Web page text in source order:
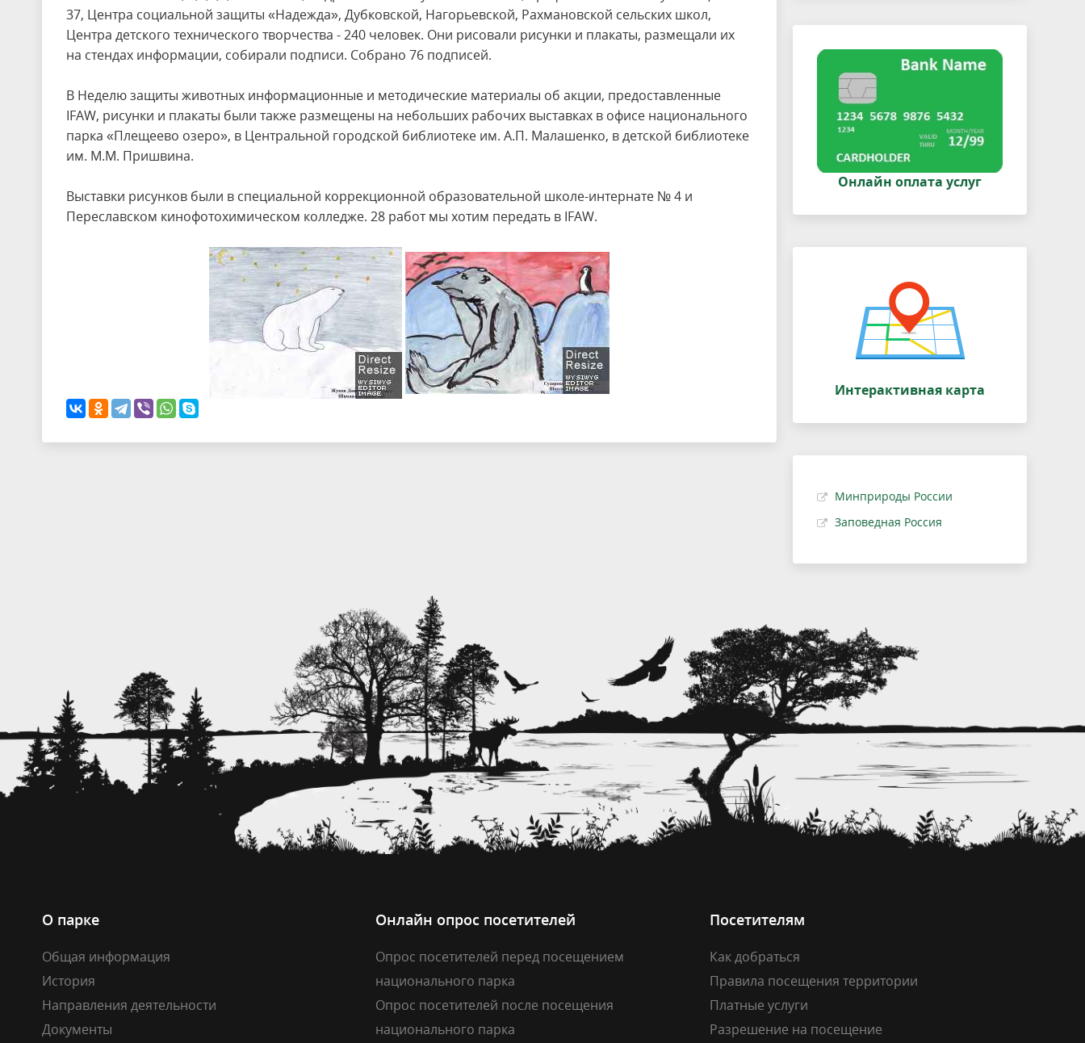
37, Центра социальной защиты «Надежда», Дубковской, Нагорьевской, Рахмановской сельских школ,
Центра детского технического творчества - 240 человек. Они рисовали рисунки и плакаты, размещали их
на стендах информации, собирали подписи. Собрано 76 подписей.
В Неделю защиты животных информационные и методические материалы об акции, предоставленные
IFAW, рисунки и плакаты были также размещены на небольших рабочих выставках в офисе национального
парка «Плещеево озеро», в Центральной городской библиотеке им. А.П. Малашенко, в детской библиотеке
им. М.М. Пришвина.
Выставки рисунков были в специальной коррекционной образовательной школе-интернате № 4 и
Переславском кинофотохимическом колледже. 28 работ мы хотим передать в IFAW.
Онлайн оплата услуг
Интерактивная карта
Минприроды России
Заповедная Россия
О парке
Общая информация
История
Направления деятельности
Документы
Онлайн опрос посетителей
Опрос посетителей перед посещением
национального парка
Опрос посетителей после посещения
национального парка
Посетителям
Как добраться
Правила посещения территории
Платные услуги
Разрешение на посещение